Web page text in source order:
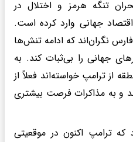
تنگه هرمز و اختلال در
جهانی وارد کرده است.
نگران‌اند که ادامه تنش‌ها
جهانی را بی‌ثبات کند. به
از ترامپ خواسته‌اند فعلاً از
و به مذاکرات فرصت بیشتری
که ترامپ اکنون در موقعیتی